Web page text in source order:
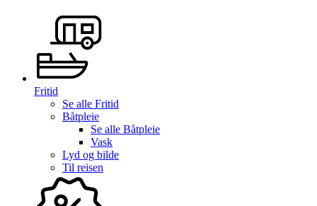
Fritid
Se alle Fritid
Båtpleie
Se alle Båtpleie
Vask
Lyd og bilde
Til reisen